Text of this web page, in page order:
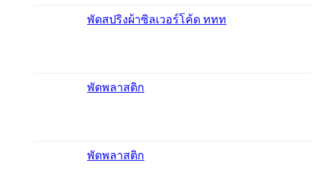
พัดสปริงผ้าซิลเวอร์โค้ด ททท
พัดพลาสติก
พัดพลาสติก